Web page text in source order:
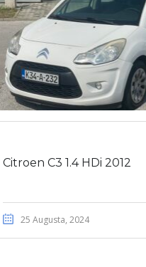
Citroen C3 1.4 HDi 2012
25 Augusta, 2024